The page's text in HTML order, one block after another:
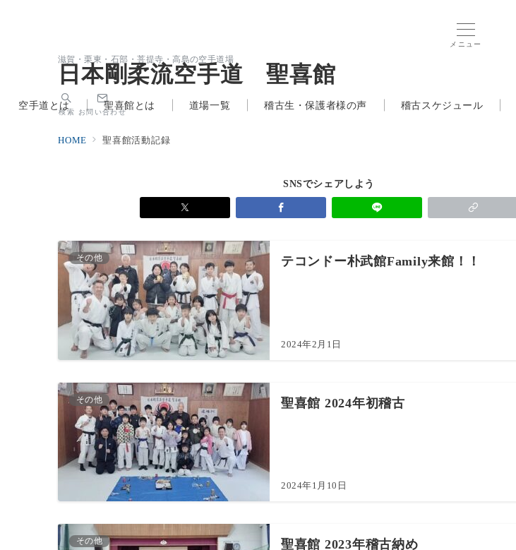
メニュー
滋賀・栗東・石部・菩提寺・高島の空手道場
日本剛柔流空手道 聖喜館
検索 お問い合わせ
空手道とは 聖喜館とは 道場一覧 稽古生・保護者様の声 稽古スケジュール
HOME 聖喜館活動記録
SNSでシェアしよう
その他 テコンドー朴武館Family来館！！
2024年2月1日
その他 聖喜館 2024年初稽古
2024年1月10日
その他 聖喜館 2023年稽古納め